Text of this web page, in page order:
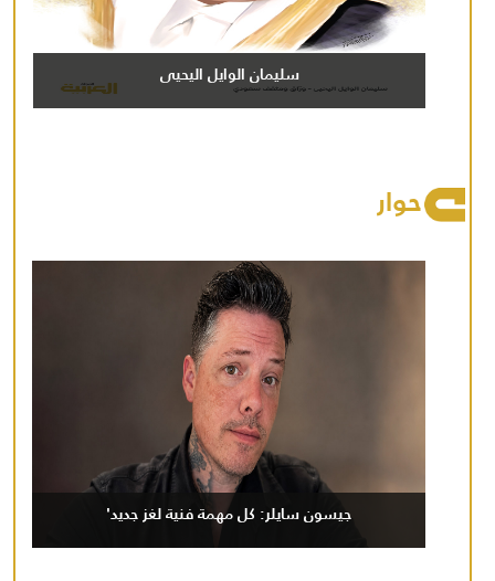
سليمان الوايل اليحيى
حوار
جيسون سايلر: كل مهمة فنية لغز جديد'